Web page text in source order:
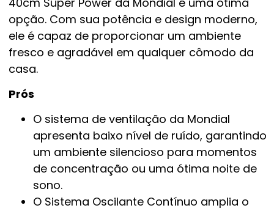
opção. Com sua potência e design moderno,
ele é capaz de proporcionar um ambiente
fresco e agradável em qualquer cômodo da
casa.
Prós
O sistema de ventilação da Mondial
apresenta baixo nível de ruído, garantindo
um ambiente silencioso para momentos
de concentração ou uma ótima noite de
sono.
O Sistema Oscilante Contínuo amplia o